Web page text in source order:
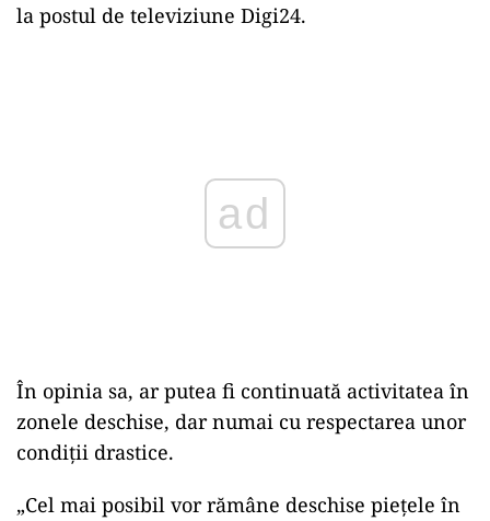
la postul de televiziune Digi24.
În opinia sa, ar putea fi continuată activitatea în
zonele deschise, dar numai cu respectarea unor
condiții drastice.
„Cel mai posibil vor rămâne deschise pieţele în